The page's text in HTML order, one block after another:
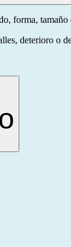
forma,
deterioro o